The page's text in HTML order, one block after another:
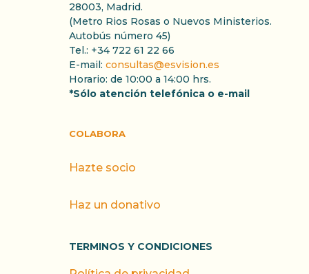
28003, Madrid.
(Metro Rios Rosas o Nuevos Ministerios.
Autobús número 45)
Tel.: +34 722 61 22 66
E-mail: consultas@esvision.es
Horario: de 10:00 a 14:00 hrs.
*Sólo atención telefónica o e-mail
COLABORA
Hazte socio
Haz un donativo
TERMINOS Y CONDICIONES